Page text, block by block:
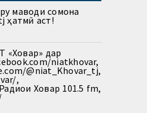
маводи сомона
ҳатмӣ аст!
«Ховар» дар
niatkhovar,
@niat_Khovar_tj,
,
Ховар 101.5 fm,